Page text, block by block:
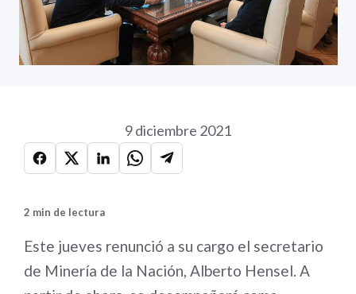
9 diciembre 2021
2 min de lectura
Este jueves renunció a su cargo el secretario
de Minería de la Nación, Alberto Hensel. A